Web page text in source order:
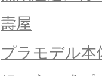
壽屋
プラモデル本